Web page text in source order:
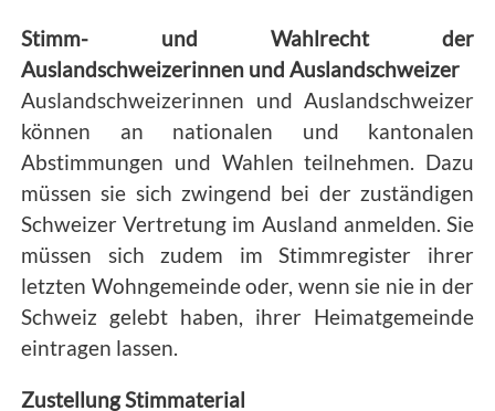
Stimm- und Wahlrecht der
Auslandschweizerinnen und Auslandschweizer
Auslandschweizerinnen und Auslandschweizer
können an nationalen und kantonalen
Abstimmungen und Wahlen teilnehmen. Dazu
müssen sie sich zwingend bei der zuständigen
Schweizer Vertretung im Ausland anmelden. Sie
müssen sich zudem im Stimmregister ihrer
letzten Wohngemeinde oder, wenn sie nie in der
Schweiz gelebt haben, ihrer Heimatgemeinde
eintragen lassen.
Zustellung Stimmaterial